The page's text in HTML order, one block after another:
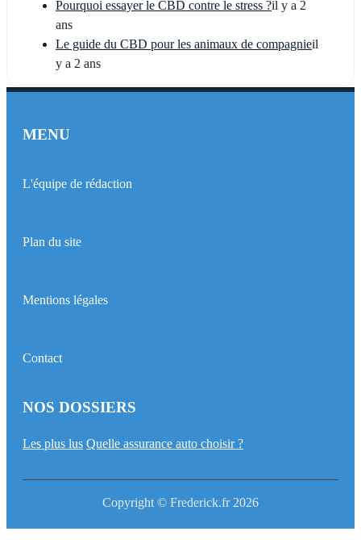
Pourquoi essayer le CBD contre le stress ?il y a 2
ans
Le guide du CBD pour les animaux de compagnieil
y a 2 ans
MENU
L'équipe de rédaction
Plan du site
Mentions légales
Contact
NOS DOSSIERS
Les plus lus Quelle assurance auto choisir ?
Copyright © Frederick.fr 2026